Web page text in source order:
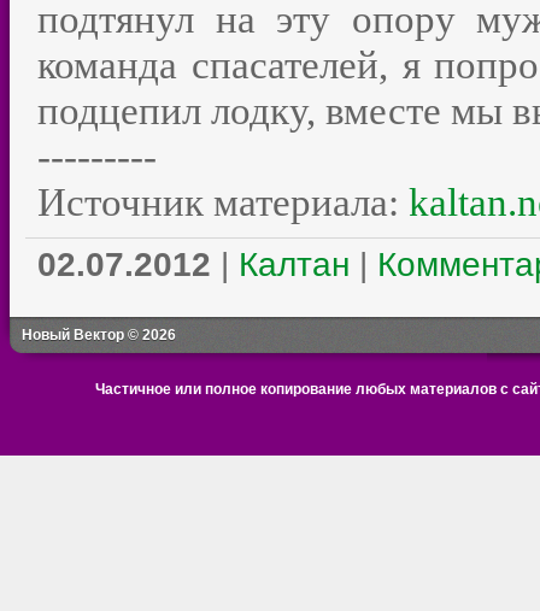
подтянул на эту опору
команда спасателей, я
подцепил лодку, вместе мы
---------
Источник материала:
02.07.2012 | Калтан |
Новый Вектор © 2026
Частичное или полное копирование любых материалов с